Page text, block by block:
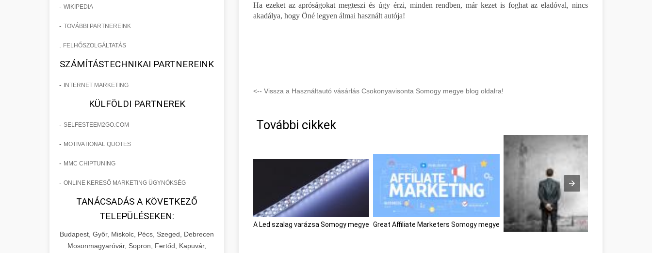
- WIKIPEDIA
- TOVÁBBI PARTNEREINK
FELHŐSZOLGÁLTATÁS
SZÁMÍTÁSTECHNIKAI PARTNEREINK
- INTERNET MARKETING
KÜLFÖLDI PARTNEREK
- SELFESTEEM2GO.COM
- MOTIVATIONAL QUOTES
- MMC CHIPTUNING
- ONLINE KERESŐ MARKETING ÜGYNÖKSÉG
TANÁCSADÁS A KÖVETKEZŐ
TELEPÜLÉSEKEN:
Budapest, Győr, Miskolc, Pécs, Szeged, Debrecen
Mosonmagyaróvár, Sopron, Fertőd, Kapuvár,
Ha ezeket az apróságokat megteszi és úgy érzi, minden rendben, már kezet is foghat az eladóval, nincs
akadálya, hogy Öné legyen álmai használt autója!
<-- Vissza a Használtautó vásárlás Csokonyavisonta Somogy megye blog oldalra!
További cikkek
A Led szalag varázsa Somogy megye Great Affiliate Marketers Somogy megye